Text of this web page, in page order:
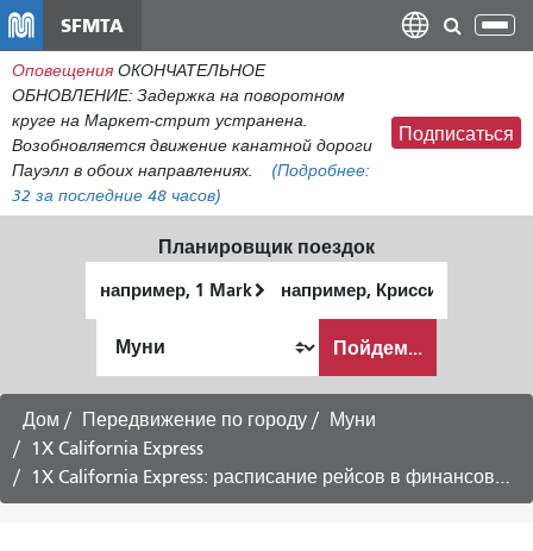
содержанию
SFMTA
Оповещения ОКОНЧАТЕЛЬНОЕ
ОБНОВЛЕНИЕ: Задержка на поворотном
круге на Маркет-стрит устранена.
Возобновляется движение канатной дороги
Пауэлл в обоих направлениях.
(Подробнее:
32 за последние 48 часов)
Подписаться
Планировщик поездок
местоположение
окончания
хочу
путешествовать
Пойдем...
Дом Передвижение по городу
Муни
1X California Express
1X California Express: расписание рейсов в финансовый район — 21 августа 2026 г.